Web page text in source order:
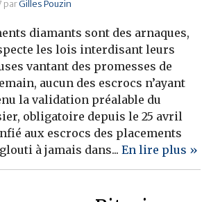
parGilles Pouzin
diamants sont des arnaques,
les lois interdisant leurs
vantant des promesses de
aucun des escrocs n’ayant
la validation préalable du
obligatoire depuis le 25 avril
aux escrocs des placements
à jamais dans... En lire plus »